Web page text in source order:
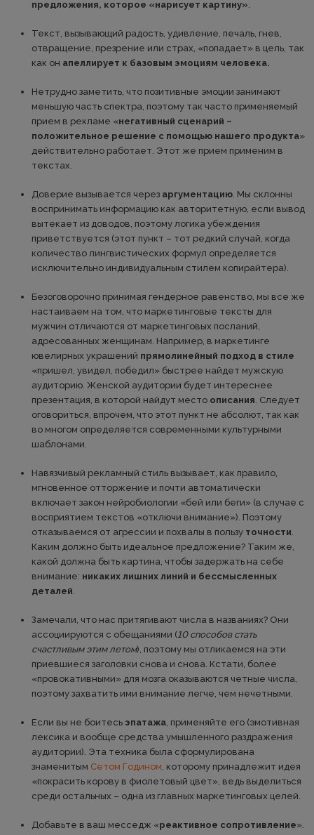
предложения, которое «нарисует картину».
Текст, вызывающий радость, удивление, печаль, гнев,
отвращение, презрение или страх, «попадает» в цель, так
как он апеллирует к базовым эмоциям человека.
Нетрудно заметить, что позитивные эмоции занимают
меньшую часть спектра, поэтому так часто применяемый
прием в рекламе «негативный сценарий –
положительное решение с помощью нашего продукта»
действительно работает. Этот же прием применим в
текстах.
Доверие вызывается через аргументацию. Мы склонны
воспринимать информацию как авторитетную, если вывод
вытекает из доводов, поэтому логика убеждения
приветствуется (этот пункт – тот редкий случай, когда
количество лингвистических формул определяется
исключительно индивидуальным стилем копирайтера).
Безоговорочно принимая гендерное равенство, мы все же
настаиваем на том, что маркетинговые тексты для
мужчин отличаются от маркетинговых посланий,
адресованных женщинам. Например, в маркетинге
ювелирных украшений прямолинейный подход в стиле
«пришел, увидел, победил» быстрее найдет мужскую
аудиторию. Женской аудитории будет интереснее
презентация, в которой найдут место описания. Следует
оговориться, впрочем, что этот пункт не абсолют, так как
во многом определяется современными культурными
шаблонами.
Навязчивый рекламный стиль вызывает, как правило,
мгновенное отторжение и почти автоматически
включает закон нейробиологии «бей или беги» (в случае с
восприятием текстов «отключи внимание»). Поэтому
отказываемся от агрессии и похвалы в пользу точности.
Каким должно быть идеальное предложение? Таким же,
какой должна быть картина, чтобы задержать на себе
внимание: никаких лишних линий и бессмысленных
деталей.
Замечали, что нас притягивают числа в названиях? Они
ассоциируются с обещаниями (10 способов стать
счастливым этим летом), поэтому мы отликаемся на эти
приевшиеся заголовки снова и снова. Кстати, более
«провокативными» для мозга оказываются четные числа,
поэтому захватить ими внимание легче, чем нечетными.
Если вы не боитесь эпатажа, применяйте его (эмотивная
лексика и вообще средства умышленного раздражения
аудитории). Эта техника была сформулирована
знаменитым Сетом Годином, которому принадлежит идея
«покрасить корову в фиолетовый цвет», ведь выделиться
среди остальных – одна из главных маркетинговых целей.
Добавьте в ваш месседж «реактивное сопротивление».